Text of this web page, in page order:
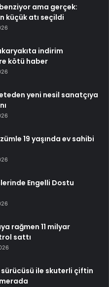
ama gerçek:
küçük atı seçildi
indirim
kötü haber
yeni nesil sanatçıya
19 yaşında ev sahibi
Engelli Dostu
rağmen 11 milyar
sattı
ile skuterli çiftin